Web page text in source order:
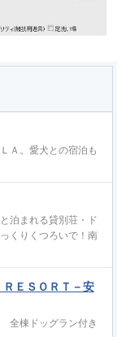
Ａ。愛犬との宿泊も
泊まれる貸別荘・ド
くりくつろいで！南
ＥＳＯＲＴ－安
全棟ドッグラン付き